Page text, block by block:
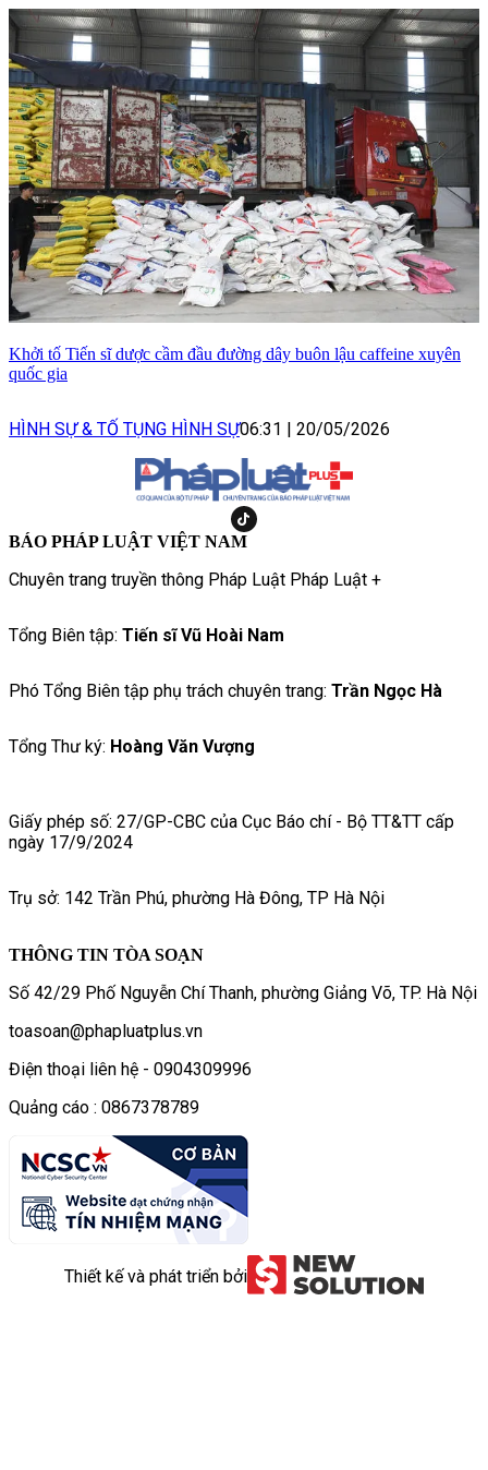
Khởi tố Tiến sĩ dược cầm đầu đường dây buôn lậu caffeine xuyên
quốc gia
HÌNH SỰ & TỐ TỤNG HÌNH SỰ06:31 20/05/2026
BÁO PHÁP LUẬT VIỆT NAM
Chuyên trang truyền thông Pháp Luật Pháp Luật +
Tổng Biên tập: Tiến sĩ Vũ Hoài Nam
Phó Tổng Biên tập phụ trách chuyên trang: Trần Ngọc Hà
Tổng Thư ký: Hoàng Văn Vượng
Giấy phép số: 27/GP-CBC của Cục Báo chí - Bộ TT&TT cấp
ngày 17/9/2024
Trụ sở: 142 Trần Phú, phường Hà Đông, TP Hà Nội
THÔNG TIN TÒA SOẠN
Số 42/29 Phố Nguyễn Chí Thanh, phường Giảng Võ, TP. Hà Nội
toasoan@phapluatplus.vn
Điện thoại liên hệ - 0904309996
Quảng cáo : 0867378789
Thiết kế và phát triển bởi